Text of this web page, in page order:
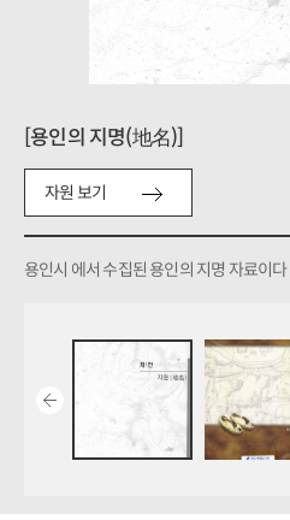
[용인의 지명(地名)]
자원 보기
용인시 에서 수집된 용인의 지명 자료이다